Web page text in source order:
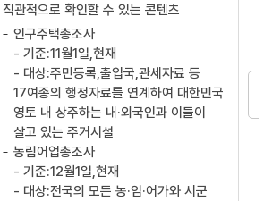
직관적으로 확인할 수 있는 콘텐츠
인구주택총조사
- 기준:11월1일,현재
- 대상:주민등록,출입국,관세자료 등
17여종의 행정자료를 연계하여 대한민국
영토 내 상주하는 내·외국인과 이들이
살고 있는 주거시설
농림어업총조사
- 기준:12월1일,현재
- 대상:전국의 모든 농·임·어가와 시군